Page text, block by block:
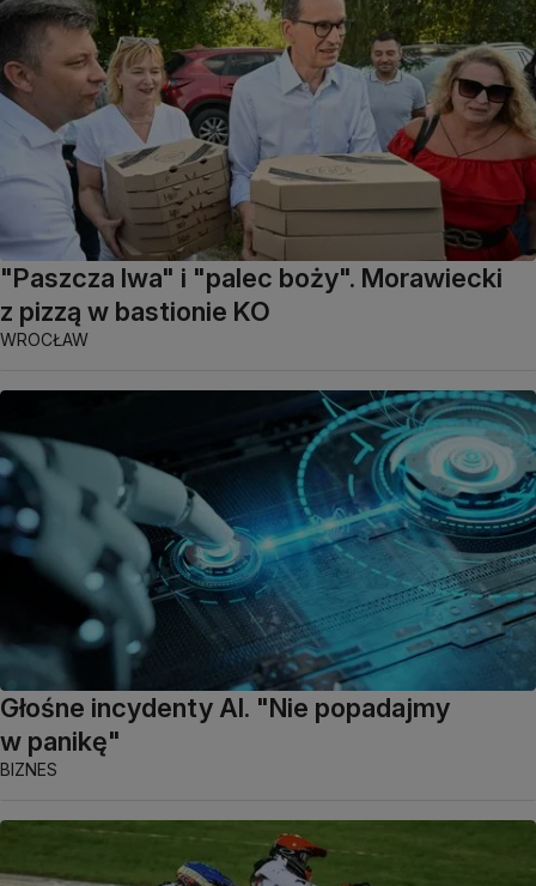
"Paszcza lwa" i "palec boży". Morawiecki
z pizzą w bastionie KO
WROCŁAW
Głośne incydenty AI. "Nie popadajmy
w panikę"
BIZNES